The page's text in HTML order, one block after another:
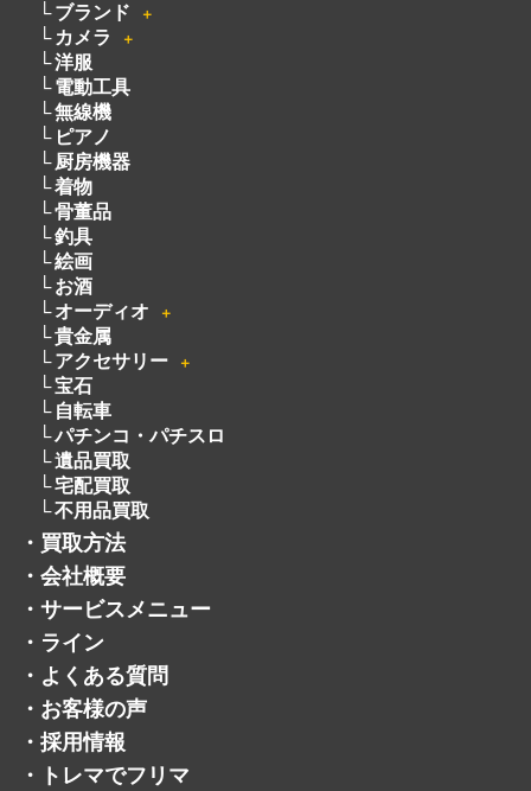
ブランド ＋
カメラ ＋
洋服
電動工具
無線機
ピアノ
厨房機器
着物
骨董品
釣具
絵画
お酒
オーディオ
＋
貴金属
アクセサリー
＋
宝石
自転車
パチンコ・パチスロ
遺品買取
宅配買取
不用品買取
・ 買取方法
・ 会社概要
・ サービスメニュー
・ ライン
・ よくある質問
・ お客様の声
・ 採用情報
・
トレマでフリマ